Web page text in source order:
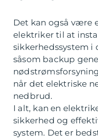
Det kan også være
elektriker til at
sikkerhedssystem i
såsom backup
når det elektriske
nedbrud.
I alt, kan en
sikkerhed og
system. Det er